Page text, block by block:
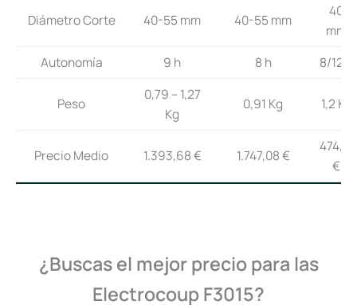
Diámetro Corte 40-55 mm 40-55 mm
40
mm
Autonomía
9 h 8 h 8/12 h
Peso
0,79 – 1,27
Kg
0,91 Kg 1,2 Kg
Precio Medio 1.393,68 € 1.747,08 €
474,71
€
¿Buscas el mejor precio para las
Electrocoup F3015?